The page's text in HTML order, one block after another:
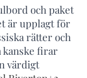
och paket
är upplagt för
rätter och
kanske firar
värdigt